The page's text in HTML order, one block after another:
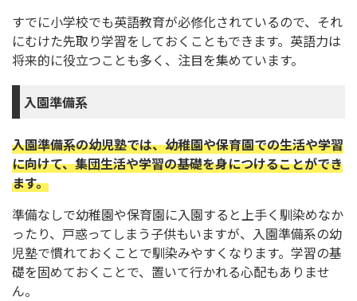
すでに小学校でも英語教育が必修化されているので、それ
にむけた先取り学習をしておくこともできます。英語力は
将来的に役立つことも多く、注目を集めています。
入園準備系
入園準備系の幼児塾では、幼稚園や保育園での生活や学習
に向けて、集団生活や学習の基礎を身につけることができ
ます。
準備なしで幼稚園や保育園に入園すると上手く馴染めなか
ったり、戸惑ってしまう子供もいますが、入園準備系の幼
児塾で慣れておくことで馴染みやすくなります。学習の基
礎を固めておくことで、置いて行かれる心配もありませ
ん。